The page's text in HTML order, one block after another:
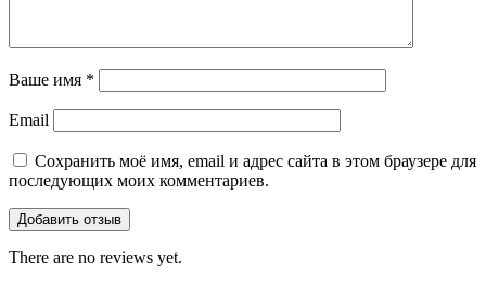
Ваше имя *
Email
Сохранить моё имя, email и адрес сайта в этом браузере для
последующих моих комментариев.
There are no reviews yet.